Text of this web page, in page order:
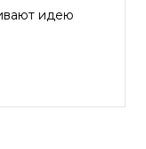
идею